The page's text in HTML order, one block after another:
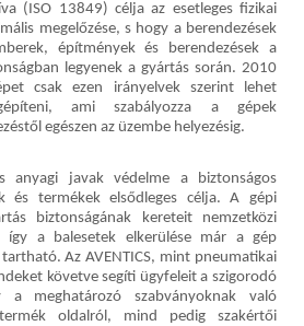
(ISO 13849) célja az esetleges fizikai
megelőzése, s hogy a berendezések
építmények és berendezések a
legyenek a gyártás során. 2010
csak ezen irányelvek szerint lehet
ami szabályozza a gépek
egészen az üzembe helyezésig.
anyagi javak védelme a biztonságos
és termékek elsődleges célja. A gépi
biztonságának kereteit nemzetközi
így a balesetek elkerülése már a gép
Az AVENTICS, mint pneumatikai
követve segíti ügyfeleit a szigorodó
a meghatározó szabványoknak való
oldalról, mind pedig szakértői